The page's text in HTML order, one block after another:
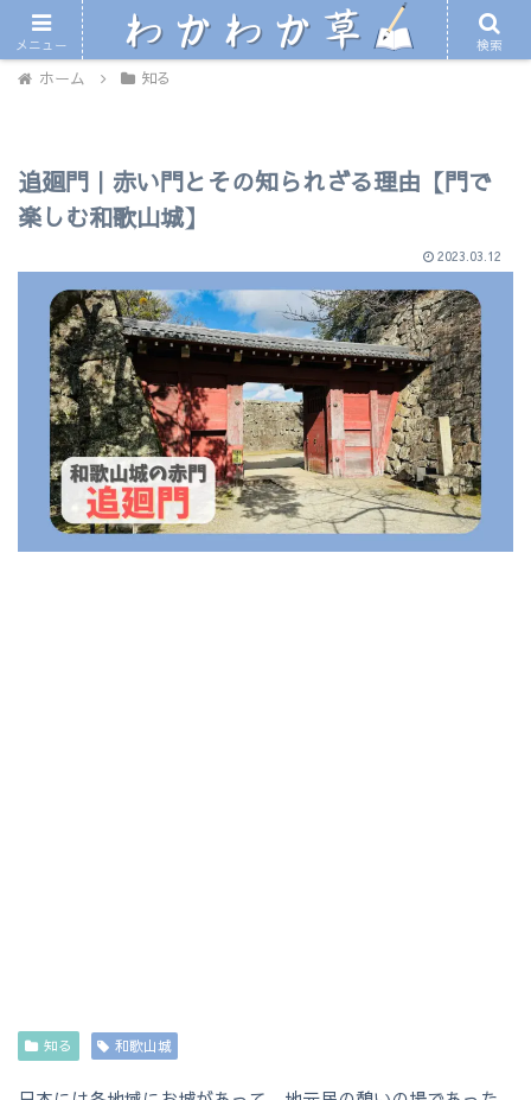
〜徒然なるままに和歌山の情報をお届け〜
ホーム 知る
追廻門｜赤い門とその知られざる理由【門で
楽しむ和歌山城】
2023.03.12
知る 和歌山城
メニュー 検索